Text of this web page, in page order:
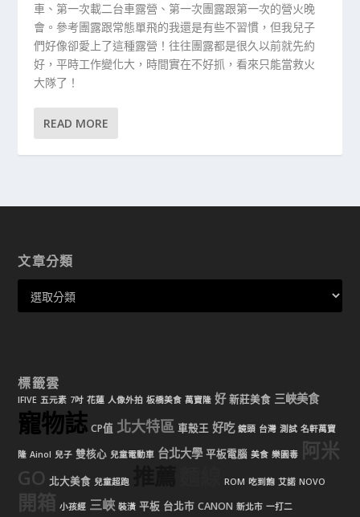
車、第一次載二台車露營、第一次團露跟第一次的營火晚
會。參考團露跟常態單飛的我還是有些不習慣，但我兒子
們好像卻愛上了這種露營！往往團露都是很久以前就先約
好，平時工作變化大，時間實在不好抓，看來只能當救火
大隊了！
READ MORE
文章分類
標籤雲
IFIVE 五元素 7吋 花蓮 人像外拍 板橋美食 萬寶隆 好 新莊美食 三峽美食
寵物誌 CP值 北大特區 車殼王 好吃 鏡頭 台灣 測試 名軒萬寶
隆 Ainol 兒子 雙核心 兒童電動車 台北大學 平板電腦 美食 樂園毒
阿米
GO 北大美食 兒童超跑 ROM 吃到飽 艾諾 NOVO
開箱 小孩經 三峽 裝潢 平板 台北市 CANON 新北市 一打二